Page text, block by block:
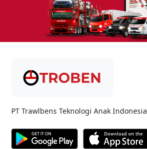
PT Trawlbens Teknologi Anak Indonesia